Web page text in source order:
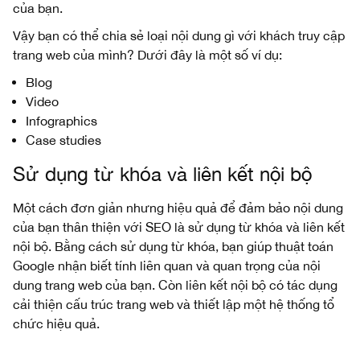
của bạn.
Vậy bạn có thể chia sẻ loại nội dung gì với khách truy cập
trang web của mình? Dưới đây là một số ví dụ:
Blog
Video
Infographics
Case studies
Sử dụng từ khóa và liên kết nội bộ
Một cách đơn giản nhưng hiệu quả để đảm bảo nội dung
của bạn thân thiện với SEO là sử dụng từ khóa và liên kết
nội bộ. Bằng cách sử dụng từ khóa, bạn giúp thuật toán
Google nhận biết tính liên quan và quan trọng của nội
dung trang web của bạn. Còn liên kết nội bộ có tác dụng
cải thiện cấu trúc trang web và thiết lập một hệ thống tổ
chức hiệu quả.